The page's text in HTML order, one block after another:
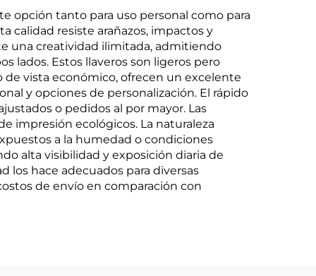
opción tanto para uso personal como para
calidad resiste arañazos, impactos y
una creatividad ilimitada, admitiendo
lados. Estos llaveros son ligeros pero
de vista económico, ofrecen un excelente
y opciones de personalización. El rápido
o pedidos al por mayor. Las
impresión ecológicos. La naturaleza
a la humedad o condiciones
alta visibilidad y exposición diaria de
los hace adecuados para diversas
de envío en comparación con